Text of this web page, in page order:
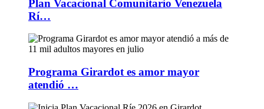
Plan Vacacional Comunitario Venezuela
Rí…
Programa Girardot es amor mayor
atendió …